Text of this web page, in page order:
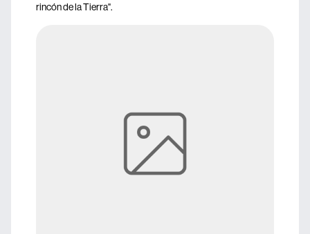
rincón de la Tierra".